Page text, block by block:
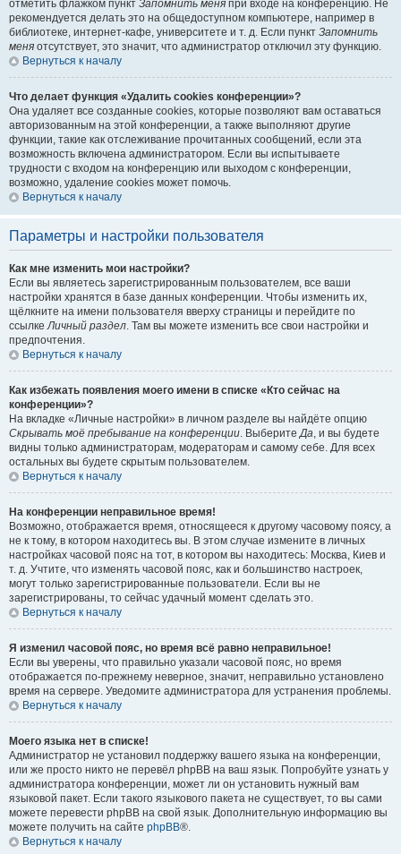
отметить флажком пункт Запомнить меня при входе на конференцию. Не
рекомендуется делать это на общедоступном компьютере, например в
библиотеке, интернет-кафе, университете и т. д. Если пункт Запомнить
меня отсутствует, это значит, что администратор отключил эту функцию.
Вернуться к началу
Что делает функция «Удалить cookies конференции»?
Она удаляет все созданные cookies, которые позволяют вам оставаться
авторизованным на этой конференции, а также выполняют другие
функции, такие как отслеживание прочитанных сообщений, если эта
возможность включена администратором. Если вы испытываете
трудности с входом на конференцию или выходом с конференции,
возможно, удаление cookies может помочь.
Вернуться к началу
Параметры и настройки пользователя
Как мне изменить мои настройки?
Если вы являетесь зарегистрированным пользователем, все ваши
настройки хранятся в базе данных конференции. Чтобы изменить их,
щёлкните на имени пользователя вверху страницы и перейдите по
ссылкеЛичный раздел. Там вы можете изменить все свои настройки и
предпочтения.
Вернуться к началу
Как избежать появления моего имени в списке «Кто сейчас на
конференции»?
На вкладке «Личные настройки» в личном разделе вы найдёте опцию
Скрывать моё пребывание на конференции. ВыберитеДа, и вы будете
видны только администраторам, модераторам и самому себе. Для всех
остальных вы будете скрытым пользователем.
Вернуться к началу
На конференции неправильное время!
Возможно, отображается время, относящееся к другому часовому поясу, а
не к тому, в котором находитесь вы. В этом случае измените в личных
настройках часовой пояс на тот, в котором вы находитесь: Москва, Киев и
т. д. Учтите, что изменять часовой пояс, как и большинство настроек,
могут только зарегистрированные пользователи. Если вы не
зарегистрированы, то сейчас удачный момент сделать это.
Вернуться к началу
Я изменил часовой пояс, но время всё равно неправильное!
Если вы уверены, что правильно указали часовой пояс, но время
отображается по-прежнему неверное, значит, неправильно установлено
время на сервере. Уведомите администратора для устранения проблемы.
Вернуться к началу
Моего языка нет в списке!
Администратор не установил поддержку вашего языка на конференции,
или же просто никто не перевёл phpBB на ваш язык. Попробуйте узнать у
администратора конференции, может ли он установить нужный вам
языковой пакет. Если такого языкового пакета не существует, то вы сами
можете перевести phpBB на свой язык. Дополнительную информацию вы
можете получить на сайте phpBB®.
Вернуться к началу